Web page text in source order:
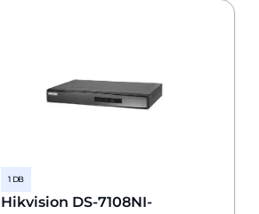
1 DB
Hikvision DS-7108NI-